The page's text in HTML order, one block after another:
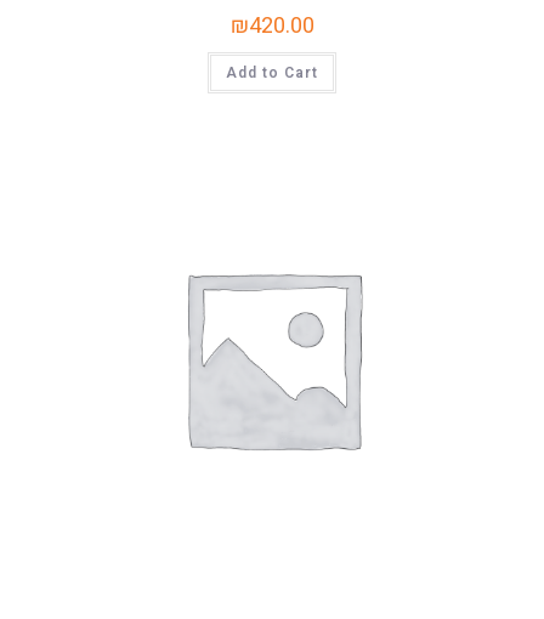
₪420.00
Add to Cart